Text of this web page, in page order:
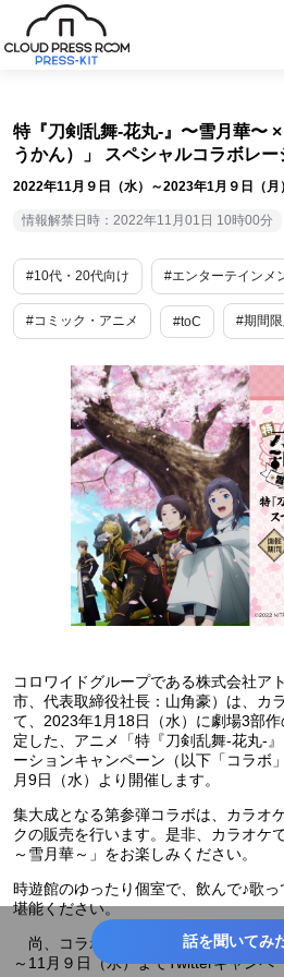
特『刀剣乱舞-花丸-』〜雪月華〜
うかん）」 スペシャルコラボレー
2022年11月９日（水）～2023年1月９日（月）
情報解禁日時：2022年11月01日 10時00分
#10代・20代向け #エンターテインメ
#コミック・アニメ #toC #期間
コロワイドグループである株式会社ア
市、代表取締役社長：山角豪）は、カ
て、2023年1月18日（水）に劇場3部
定した、アニメ「特『刀剣乱舞-花丸-
ーションキャンペーン（以下「コラボ
月9日（水）より開催します。
集大成となる第参弾コラボは、カラオ
クの販売を行います。是非、カラオケ
～雪月華～」をお楽しみください。
時遊館のゆったり個室で、飲んで♪歌
堪能ください。
尚、コラボレーションに先立ちまし
～11月９日（水）までTwitterキャンペ
話を聞いてみ